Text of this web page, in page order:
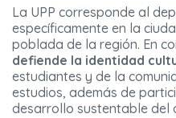
La UPP corresponde al
específicamente en la
poblada de la región. En
defiende la identidad
estudiantes y de la
estudios, además de
desarrollo sustentable del